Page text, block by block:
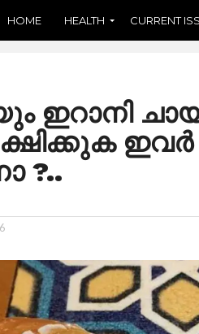
HOME HEALTH CURRENT
?..